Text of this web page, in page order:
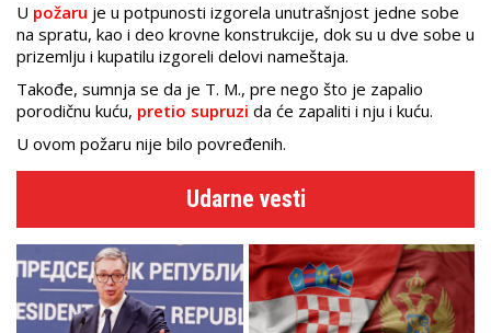
U požaru je u potpunosti izgorela unutrašnjost jedne sobe
na spratu, kao i deo krovne konstrukcije, dok su u dve sobe u
prizemlјu i kupatilu izgoreli delovi nameštaja.
Takođe, sumnja se da je T. M., pre nego što je zapalio
porodičnu kuću, pretio supruzi da će zapaliti i nju i kuću.
U ovom požaru nije bilo povređenih.
Udarne vesti